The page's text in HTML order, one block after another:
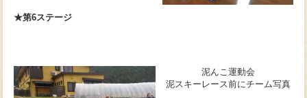
★第6ステージ
泥んこ運動会
泥スキーレース前にチーム写真